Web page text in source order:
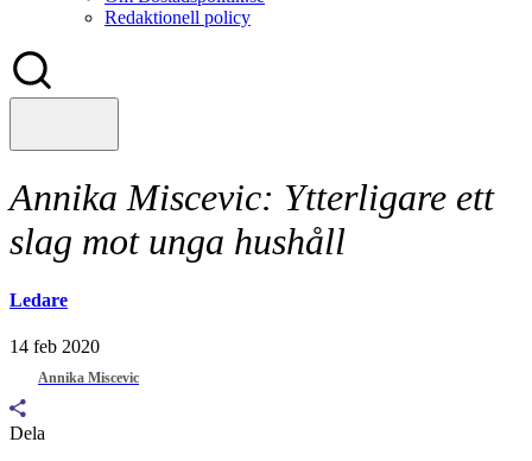
Redaktionell policy
Annika Miscevic: Ytterligare ett
slag mot unga hushåll
Ledare
14 feb 2020
Annika Miscevic
Dela